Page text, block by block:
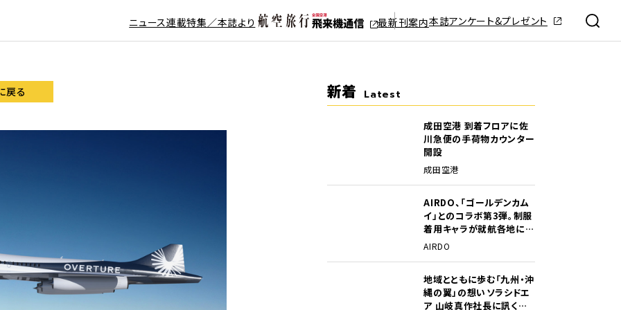
ニュース連載特集／本誌より 最新刊案内本誌アンケート&プレゼント
戻る 新着 Latest
成田空港 到着フロアに佐
川急便の手荷物カウンター
開設
成田空港
AIRDO、「ゴールデンカム
イ」とのコラボ第3弾。制服
着用キャラが就航各地に登
場
AIRDO
地域とともに歩む「九州・沖
縄の翼」の想い――ソラシドエ
ア 山岐真作社長に訊く就